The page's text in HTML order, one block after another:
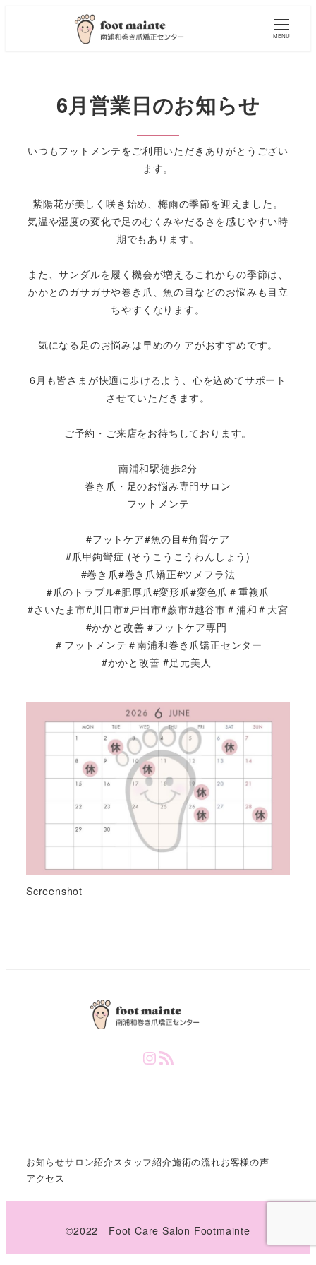
MENU
6月営業日のお知らせ
いつもフットメンテをご利用いただきありがとうござい
ます。
紫陽花が美しく咲き始め、梅雨の季節を迎えました。
気温や湿度の変化で足のむくみやだるさを感じやすい時
期でもあります。
また、サンダルを履く機会が増えるこれからの季節は、
かかとのガサガサや巻き爪、魚の目などのお悩みも目立
ちやすくなります。
気になる足のお悩みは早めのケアがおすすめです。
6月も皆さまが快適に歩けるよう、心を込めてサポート
させていただきます。
ご予約・ご来店をお待ちしております。
南浦和駅徒歩2分
巻き爪・足のお悩み専門サロン
フットメンテ
#フットケア#魚の目#角質ケア
#爪甲鉤彎症 (そうこうこうわんしょう)
#巻き爪#巻き爪矯正#ツメフラ法
#爪のトラブル#肥厚爪#変形爪#変色爪＃重複爪
#さいたま市#川口市#戸田市#蕨市#越谷市＃浦和＃大宮
#かかと改善 #フットケア専門
＃フットメンテ＃南浦和巻き爪矯正センター
#かかと改善 #足元美人
Screenshot
InstagramRSS Feed
お知らせサロン紹介スタッフ紹介施術の流れお客様の声
アクセス
©️2022 Foot Care Salon Footmainte